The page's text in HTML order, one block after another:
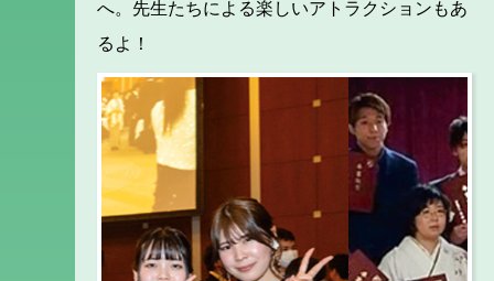
へ。先生たちによる楽しいアトラクションもあ
るよ！